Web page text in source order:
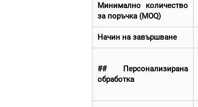
Минимално количество
за поръчка (MOQ)
Начин на завършване
## Персонализирана
обработка